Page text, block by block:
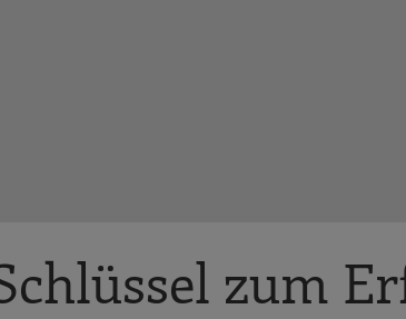
zum